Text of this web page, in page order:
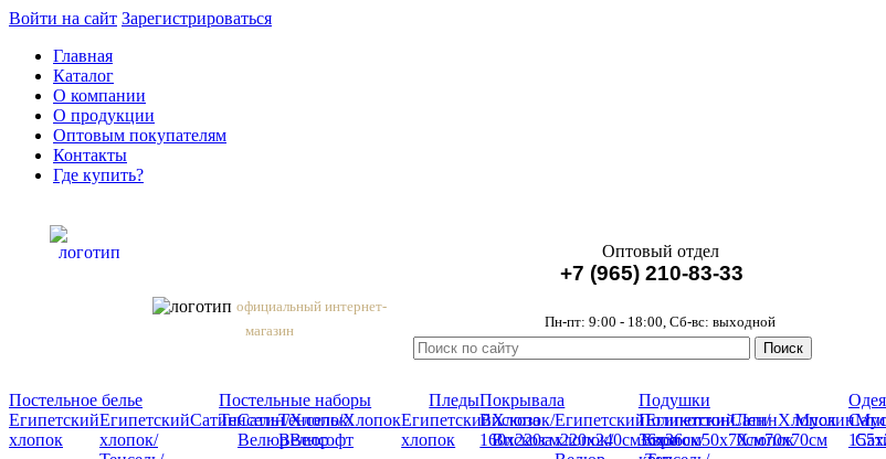
Войти на сайт Зарегистрироваться
Главная
Каталог
О компании
О продукции
Оптовым покупателям
Контакты
Где купить?
официальный интернет-
магазин
Оптовый отдел
+7 (965) 210-83-33
Пн-пт: 9:00 - 18:00, Сб-вс: выходной
Постельное белье
Египетский
хлопок
Египетский
хлопок/
СатинСатин/
Велюр
Хлопок/
Велсофт
Постельные наборы
ТенсельТенсель/
Велюр
ХлопокЕгипетский
хлопок
Хлопок/
Вискоза
Египетский
хлопок/
Египетский
хлопок/
Лен/
Хлопок
Муслин
ПледыПокрывала
Вискоза
160х220см220x240смЕвро
Подушки
ПоликоттонСатинХлопок
36х36см50х70см70х70см